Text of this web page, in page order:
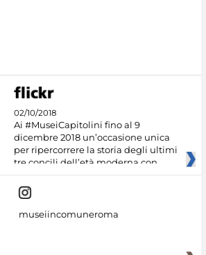
02/10/2018
Ai #MuseiCapitolini fino al 9
dicembre 2018 un’occasione unica
per ripercorrere la storia degli ultimi
tre concili dell’età moderna con
museiincomuneroma